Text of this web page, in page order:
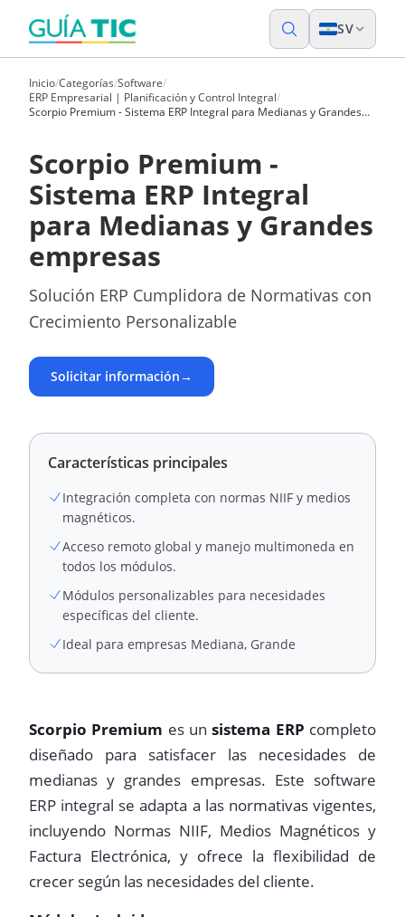
SV
Inicio/Categorías/Software/
ERP Empresarial | Planificación y Control Integral/
Scorpio Premium - Sistema ERP Integral para Medianas y Grandes
Scorpio Premium -
Sistema ERP Integral
para Medianas y Grandes
empresas
Solución ERP Cumplidora de Normativas con
Crecimiento Personalizable
Solicitar información→
Características principales
Integración completa con normas NIIF y medios
magnéticos.
Acceso remoto global y manejo multimoneda en
todos los módulos.
Módulos personalizables para necesidades
específicas del cliente.
Ideal para empresas Mediana, Grande
Scorpio Premium es unsistema ERP completo
diseñado para satisfacer las necesidades de
medianas y grandes empresas. Este software
ERP integral se adapta a las normativas vigentes,
incluyendo Normas NIIF, Medios Magnéticos y
Factura Electrónica, y ofrece la flexibilidad de
crecer según las necesidades del cliente.